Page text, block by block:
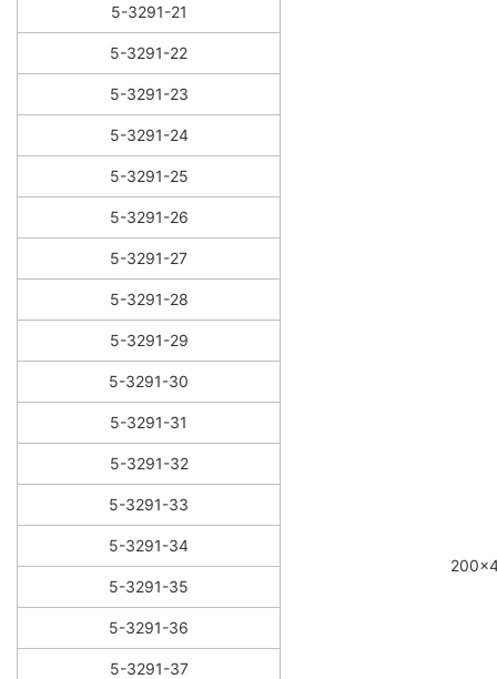
5-3291-21
5-3291-22
5-3291-23
5-3291-24
5-3291-25
5-3291-26
5-3291-27
5-3291-28
5-3291-29
5-3291-30
5-3291-31
5-3291-32
5-3291-33
5-3291-34
5-3291-35
5-3291-36
5-3291-37